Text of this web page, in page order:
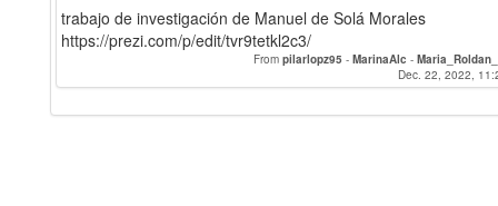
trabajo de investigación de Manuel de Solá Morales
https://prezi.com/p/edit/tvr9tetkl2c3/
From pilarlopz95 - MarinaAlc -
Dec. 22, 2022,